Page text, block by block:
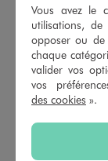
1étoile
Trier les avis
Vous avez le
utilisations,
opposer ou de
chaque
valider vos
vos
des cookies ».